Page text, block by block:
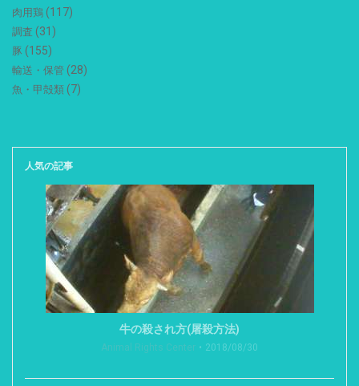
肉用鶏 (117)
調査 (31)
豚 (155)
輸送・保管 (28)
魚・甲殻類 (7)
人気の記事
牛の殺され方(屠殺方法)
Animal Rights Center 2018/08/30